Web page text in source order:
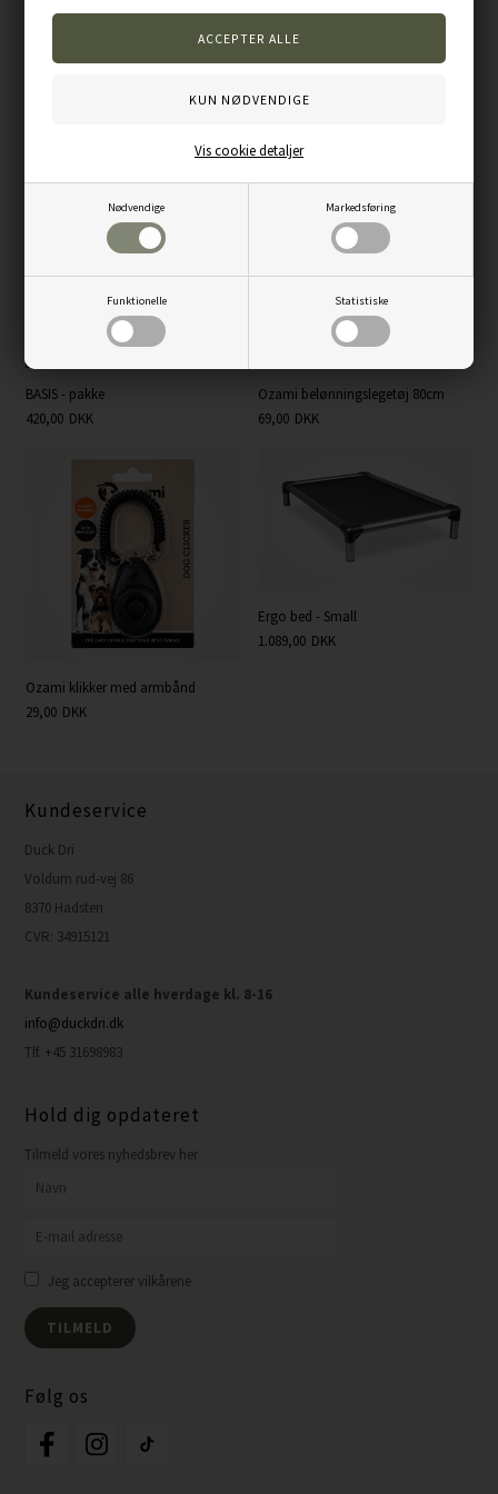
Nødvendige Markedsføring
Funktionelle Statistiske
Vis cookie detaljer
Varenummer:47050-BLU
BASIS - pakke
420,00 DKK
Ozami belønningslegetøj 80cm
69,00 DKK
Ozami klikker med armbånd
29,00 DKK
Ergo bed - Small
1.089,00 DKK
Kundeservice
Duck Dri
Voldum rud-vej 86
8370 Hadsten
CVR: 34915121
Kundeservice alle hverdage kl. 8-16
info@duckdri.dk
Tlf. +45 31698983
Hold dig opdateret
Tilmeld vores nyhedsbrev her
Jeg accepterer vilkårene
Følg os